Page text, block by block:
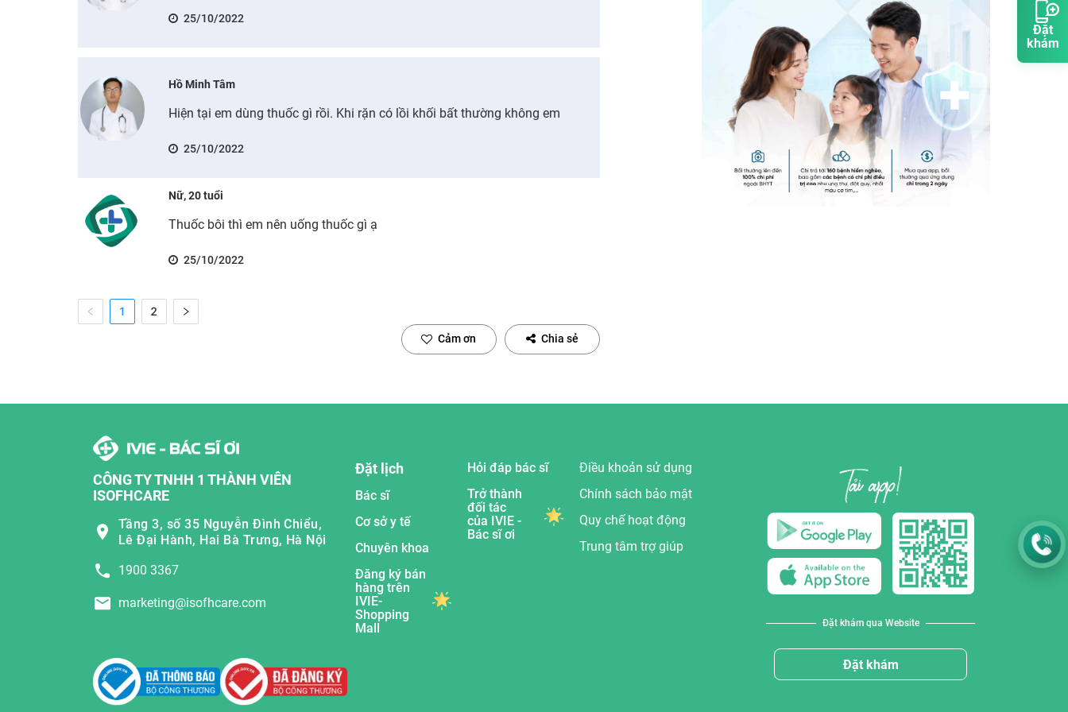
Đặt
khám
25/10/2022
Hồ Minh Tâm
Hiện tại em dùng thuốc gì rồi. Khi rặn có lồi khối bất thường không em
25/10/2022
Nữ, 20 tuổi
Thuốc bôi thì em nên uống thuốc gì ạ
25/10/2022
1 2
Cảm ơn Chia sẻ
CÔNG TY TNHH 1 THÀNH VIÊN
ISOFHCARE
Tầng 3, số 35 Nguyễn Đình Chiểu,
Lê Đại Hành, Hai Bà Trưng, Hà Nội
1900 3367
marketing@isofhcare.com
Đặt lịch
Bác sĩ
Cơ sở y tế
Chuyên khoa
Đăng ký bán
hàng trên
IVIE-
Shopping
Mall
Hỏi đáp bác sĩ
Trở thành
đối tác
của IVIE -
Bác sĩ ơi
Điều khoản sử dụng
Chính sách bảo mật
Quy chế hoạt động
Trung tâm trợ giúp
Đặt khám qua Website
Đặt khám